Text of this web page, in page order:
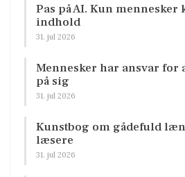
Pas på AI. Kun
indhold
31. jul 2026
Mennesker har ansvar for
på sig
31. jul 2026
Kunstbog om gådefuld
læsere
31. jul 2026